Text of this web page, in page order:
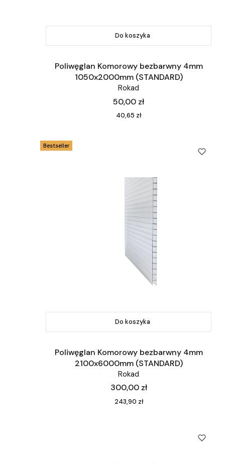
Do koszyka
Poliwęglan Komorowy bezbarwny 4mm
1050x2000mm (STANDARD)
Rokad
Cena
50,00 zł
Cena
40,65 zł
Bestseller
Do koszyka
Poliwęglan Komorowy bezbarwny 4mm
2100x6000mm (STANDARD)
Rokad
Cena
300,00 zł
Cena
243,90 zł